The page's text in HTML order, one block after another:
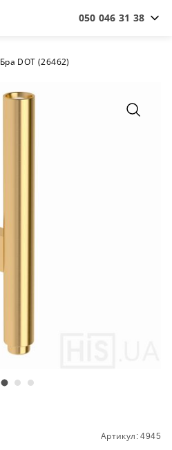
050 046 31 38
Бра DOT (26462)
Артикул: 4945